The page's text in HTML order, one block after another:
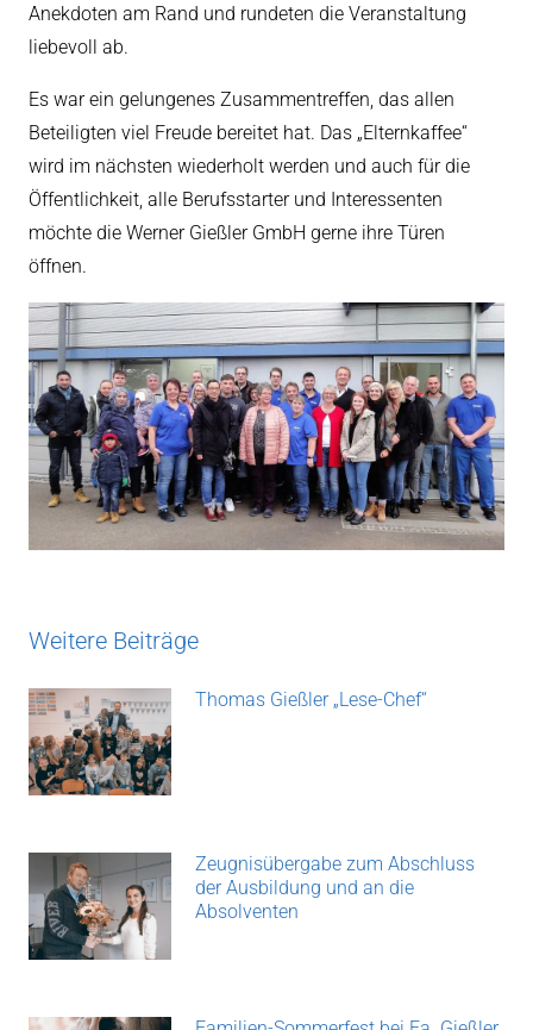
Anekdoten am Rand und rundeten die Veranstaltung
liebevoll ab.
Es war ein gelungenes Zusammentreffen, das allen
Beteiligten viel Freude bereitet hat. Das „Elternkaffee“
wird im nächsten wiederholt werden und auch für die
Öffentlichkeit, alle Berufsstarter und Interessenten
möchte die Werner Gießler GmbH gerne ihre Türen
öffnen.
Weitere Beiträge
Thomas Gießler „Lese-Chef“
Zeugnisübergabe zum Abschluss
der Ausbildung und an die
Absolventen